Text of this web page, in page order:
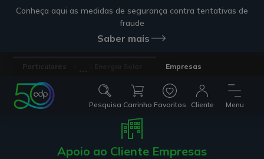
Conheça aqui as medidas de segurança contra tentativas de
fraude
Saber mais
Empresas
Pesquisa Carrinho Favoritos Cliente Menu
Apoio ao Cliente Empresas